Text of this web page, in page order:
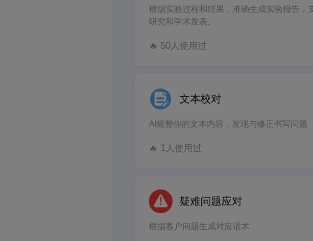
根据实验过程和结果，准确生成实验报告，
研究和学术发表。
🔥 50人使用过
文本校对
AI规整你的文本内容，发现与修正书写问题
🔥 1人使用过
疑难问题应对
根据客户问题生成对应话术